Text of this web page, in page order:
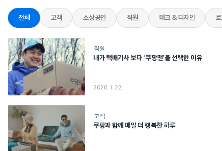
전체 고객 소상공인 직원 테크 & 디자인
직원
내가 택배기사 보다 ‘쿠팡맨’을 선택한 이유
2020. 1. 22.
고객
쿠팡과 함께 매일 더 행복한 하루